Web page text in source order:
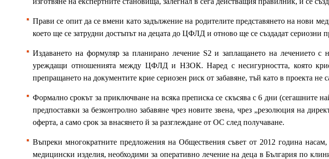
Прави се опит да се вмени като задължение на родителите представянето на нови
което ще се затрудни достъпът на децата до ЦФЛД и отново ще се създадат сериозни
Издаването на формуляр за планирано лечение S2 и заплащането на лечението
уреждащи отношенията между ЦФЛД и НЗОК. Наред с несигурността, която
препращането на документите крие сериозен риск от забавяне, тъй като в проекта
Формално срокът за приключване на всяка преписка се скъсява с 6 дни (сегашните
предпоставки за безконтролно забавяне чрез новите звена, чрез „резолюция на
оферта, а само срок за внасянето й за разглеждане от ОС след получаване.
Въпреки многократните предложения на Обществения съвет от 2012 година
медицински изделия, необходими за оперативно лечение на деца в България по